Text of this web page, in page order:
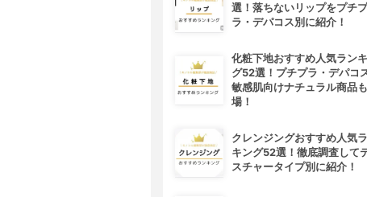
選！落ちないリップをプチプ
ラ・デパコス別に紹介！
化粧下地おすすめ人気ラン
グ52選！プチプラ・デパコ
敏感肌向けナチュラル商品
場！
クレンジングおすすめ人気
キング52選！徹底調査して
スチャータイプ別に紹介！